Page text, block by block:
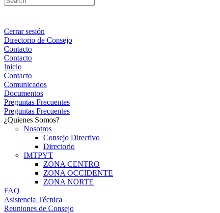
Cerrar sesión
Directorio de Consejo
Contacto
Contacto
Inicio
Contacto
Comunicados
Documentos
Preguntas Frecuentes
Preguntas Frecuentes
¿Quienes Somos?
Nosotros
Consejo Directivo
Directorio
IMTPYT
ZONA CENTRO
ZONA OCCIDENTE
ZONA NORTE
FAQ
Asistencia Técnica
Reuniones de Consejo